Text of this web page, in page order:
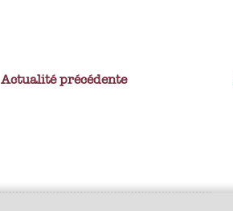
Actualité précédente